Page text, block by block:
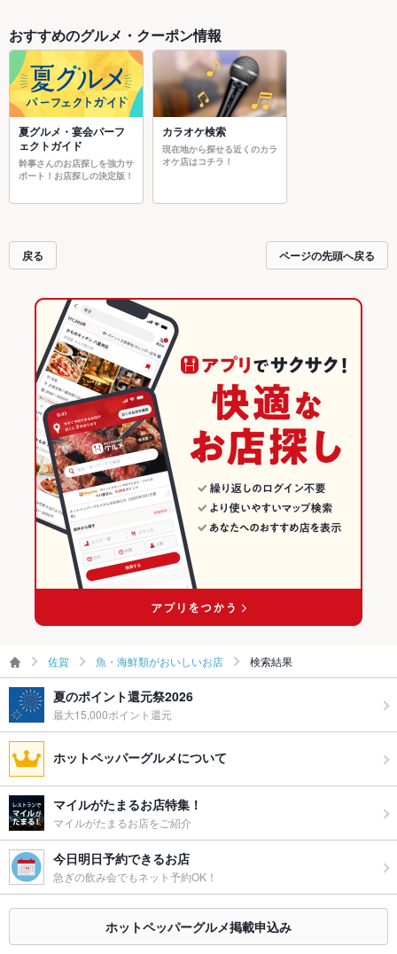
おすすめのグルメ・クーポン情報
夏グルメ・宴会パーフ
ェクトガイド
幹事さんのお店探しを強力サ
ポート！お店探しの決定版！
カラオケ検索
現在地から探せる近くのカラ
オケ店はコチラ！
戻る ページの先頭へ戻る
佐賀 魚・海鮮類がおいしいお店 検索結果
夏のポイント還元祭2026
最大15,000ポイント還元
ホットペッパーグルメについて
マイルがたまるお店特集！
マイルがたまるお店をご紹介
今日明日予約できるお店
急ぎの飲み会でもネット予約OK！
ホットペッパーグルメ掲載申込み